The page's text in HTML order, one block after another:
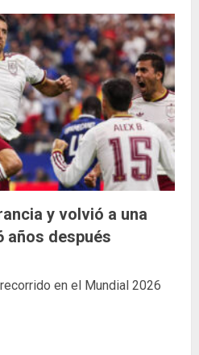
y volvió a una
años después
en el Mundial 2026